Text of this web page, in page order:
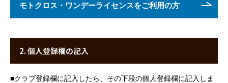
モトクロス・ワンデーライセンスをご利用の方
2. 個人登録欄の記入
■クラブ登録欄に記入したら、その下段の個人登録欄に記入しま